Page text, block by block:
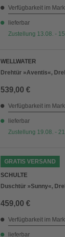
Verfügbarkeit im
lieferbar
Zustellung 13.08. -
WELLWATER
Drehtür »Aventis«,
539,00 €
Verfügbarkeit im
lieferbar
Zustellung 19.08. -
GRATIS VERSAND
SCHULTE
Duschtür »Sunny«,
459,00 €
Verfügbarkeit im
lieferbar